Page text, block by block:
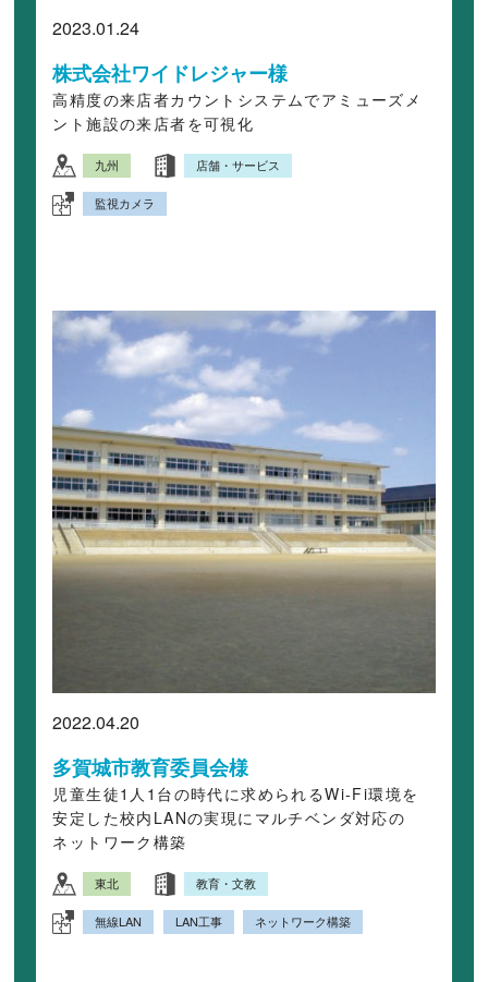
2023.01.24
株式会社ワイドレジャー様
高精度の来店者カウントシステムでアミューズメ
ント施設の来店者を可視化
九州 店舗・サービス
監視カメラ
2022.04.20
多賀城市教育委員会様
児童生徒1人1台の時代に求められるWi-Fi環境を
安定した校内LANの実現にマルチベンダ対応の
ネットワーク構築
東北 教育・文教
無線LAN LAN工事 ネットワーク構築